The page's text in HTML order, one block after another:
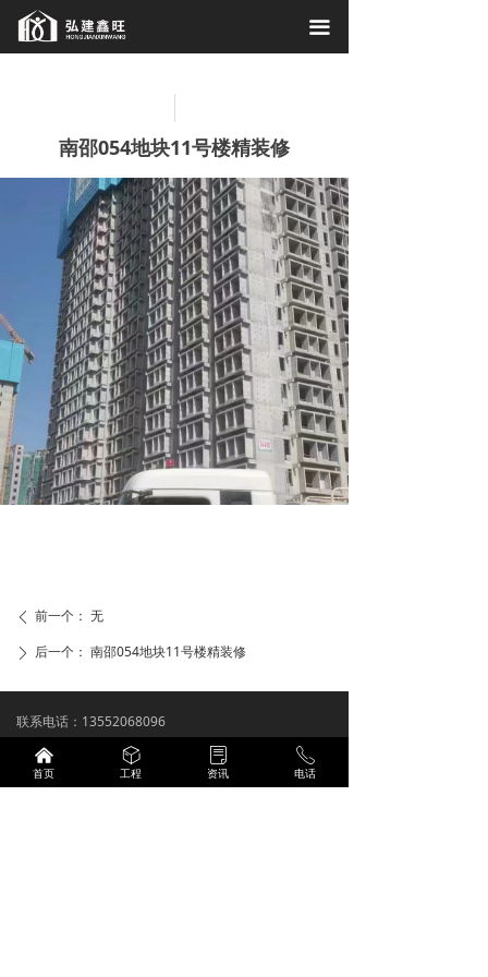
끀
首页
相关资讯
联系我们
南邵054地块11号楼精装修
ꄴ 前一个： 无
ꄲ 后一个： 南邵054地块11号楼精装修
联系电话：13552068096
公司邮箱：2311280434@qq.com
公司地址：北京市昌平区南邵镇南邵地铁站C2口泰禾
拾景园
낀
首页
ꁦ
工程
ꂓ
资讯
ꂅ
电话